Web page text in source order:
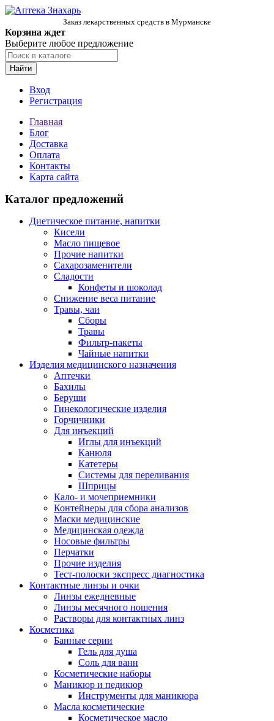
Заказ лекарственных средств в Мурманске
Корзина ждет
Выберите любое предложение
Найти
Вход
Регистрация
Главная
Блог
Доставка
Оплата
Контакты
Карта сайта
Каталог предложений
Диетическое питание, напитки
Кисели
Масло пищевое
Прочие напитки
Сахарозаменители
Сладости
Конфеты и шоколад
Снижение веса питание
Травы, чаи
Сборы
Травы
Фильтр-пакеты
Чайные напитки
Изделия медицинского назначения
Аптечки
Бахилы
Беруши
Гинекологические изделия
Горчичники
Для инъекций
Иглы для инъекций
Канюля
Катетеры
Системы для переливания
Шприцы
Кало- и мочеприемники
Контейнеры для сбора анализов
Маски медицинские
Медицинская одежда
Носовые фильтры
Перчатки
Прочие изделия
Тест-полоски экспресс диагностика
Контактные линзы и очки
Линзы ежедневные
Линзы месячного ношения
Растворы для контактных линз
Косметика
Банные серии
Гель для душа
Соль для ванн
Косметические наборы
Маникюр и педикюр
Инструменты для маникюра
Масла косметические
Косметическое масло